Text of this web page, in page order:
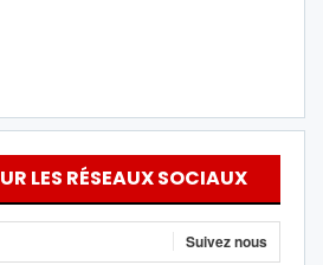
LES RÉSEAUX SOCIAUX
Suivez nous